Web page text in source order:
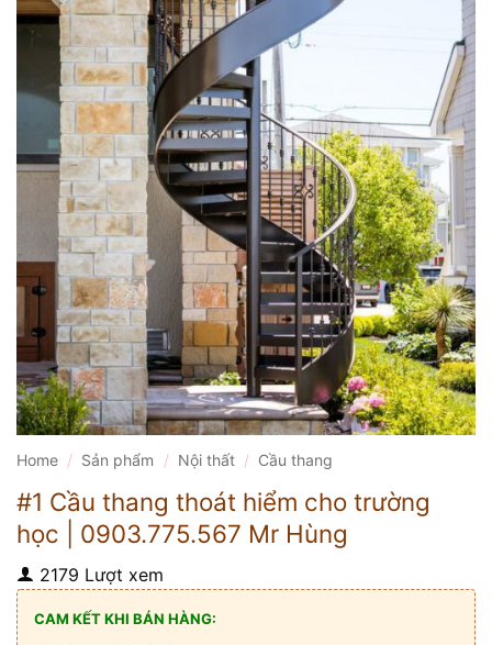
Home / Sản phẩm / Nội thất / Cầu thang
#1 Cầu thang thoát hiểm cho trường
học | 0903.775.567 Mr Hùng
2179 Lượt xem
CAM KẾT KHI BÁN HÀNG: